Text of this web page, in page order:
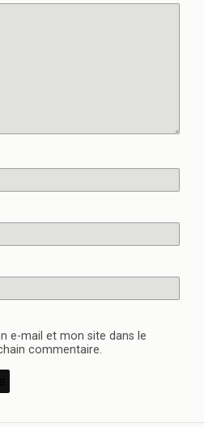
e-mail et mon site dans le
commentaire.